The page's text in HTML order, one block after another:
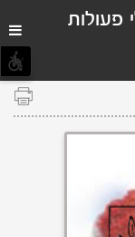
פעולות